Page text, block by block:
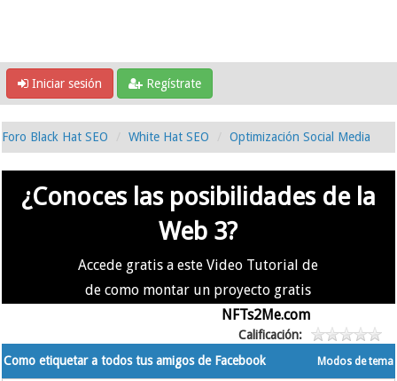
Iniciar sesión Regístrate
Foro Black Hat SEO White Hat SEO Optimización Social Media
¿Conoces las posibilidades de la
Web 3?
Accede gratis a este Video Tutorial de
de como montar un proyecto gratis
NFTs2Me.com
Calificación:
Modos de tema
Como etiquetar a todos tus amigos de Facebook